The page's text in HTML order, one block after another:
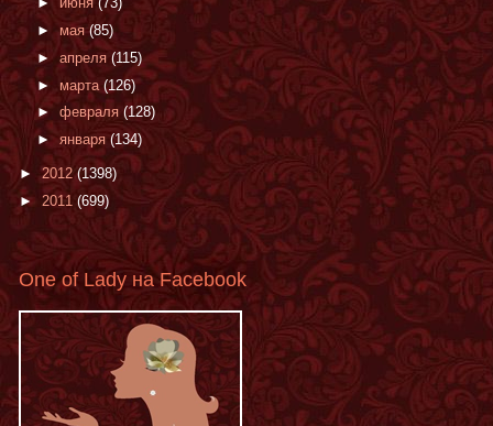
►мая(85)
► апреля (115)
► марта (126)
► февраля (128)
► января(134)
►2012(1398)
► 2011 (699)
One of Lady на Facebook